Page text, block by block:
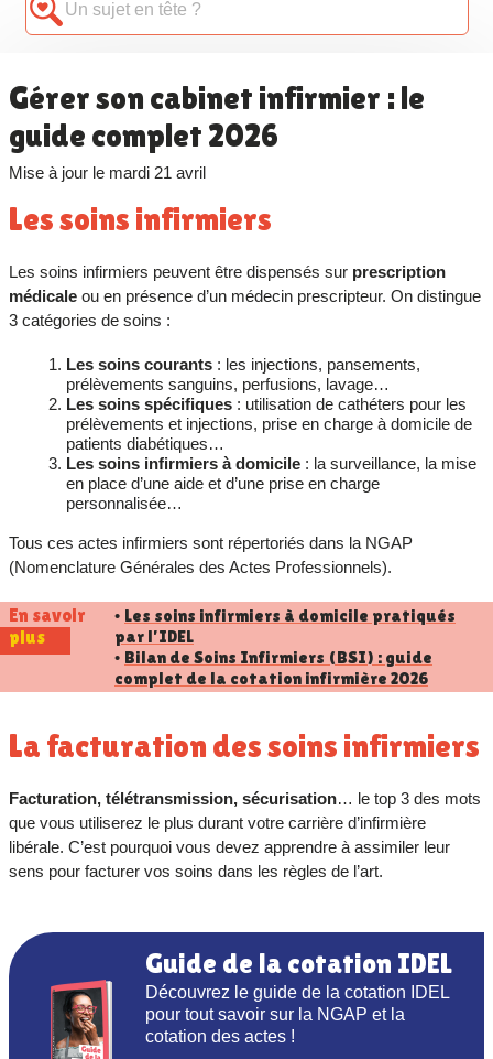
Gérer son cabinet infirmier : le
guide complet 2026
Mise à jour le mardi 21 avril
Les soins infirmiers
Les soins infirmiers peuvent être dispensés sur prescription
médicale ou en présence d’un médecin prescripteur. On distingue
3 catégories de soins :
Les soins courants : les injections, pansements,
prélèvements sanguins, perfusions, lavage…
Les soins spécifiques : utilisation de cathéters pour les
prélèvements et injections, prise en charge à domicile de
patients diabétiques…
Les soins infirmiers à domicile : la surveillance, la mise
en place d’une aide et d’une prise en charge
personnalisée…
Tous ces actes infirmiers sont répertoriés dans la NGAP
(Nomenclature Générales des Actes Professionnels).
En savoir
plus
• Les soins infirmiers à domicile pratiqués
par l’IDEL
• Bilan de Soins Infirmiers (BSI) : guide
complet de la cotation infirmière 2026
La facturation des soins infirmiers
Facturation, télétransmission, sécurisation… le top 3 des mots
que vous utiliserez le plus durant votre carrière d’infirmière
libérale. C’est pourquoi vous devez apprendre à assimiler leur
sens pour facturer vos soins dans les règles de l’art.
Guide de la cotation IDEL
Découvrez le guide de la cotation IDEL
pour tout savoir sur la NGAP et la
cotation des actes !